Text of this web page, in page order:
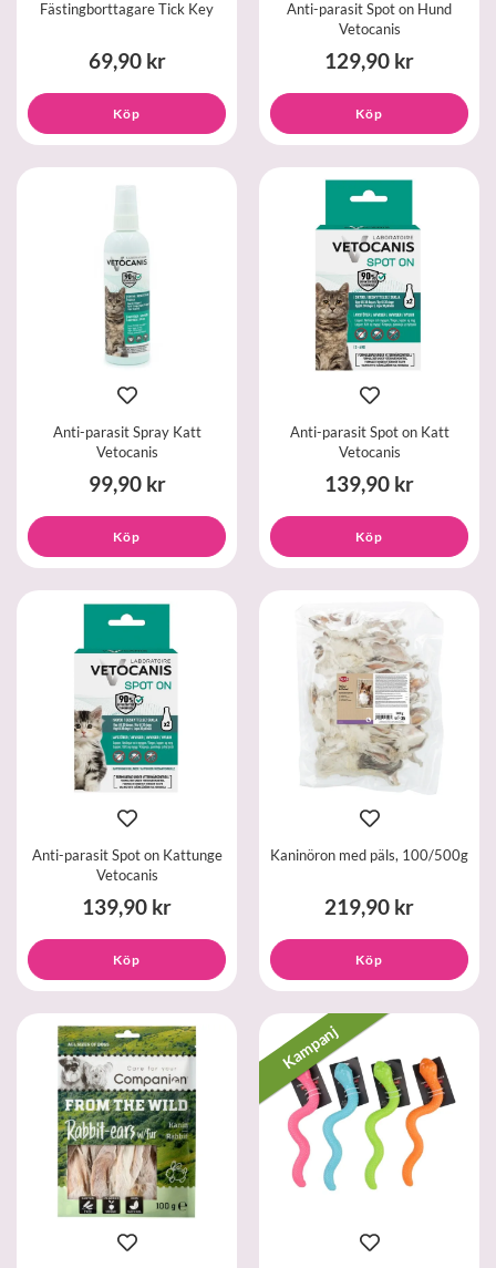
Fästingborttagare Tick Key
69,90 kr
Köp
Anti-parasit Spot on Hund
Vetocanis
129,90 kr
Köp
Anti-parasit Spray Katt
Vetocanis
99,90 kr
Köp
Anti-parasit Spot on Katt
Vetocanis
139,90 kr
Köp
Anti-parasit Spot on Kattunge
Vetocanis
139,90 kr
Köp
Kaninöron med päls, 100/500g
219,90 kr
Köp
Kampanj